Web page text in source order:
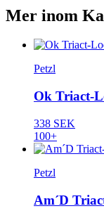
Mer inom
Petzl
Ok Triact-
338 SEK
100+
Petzl
Am´D